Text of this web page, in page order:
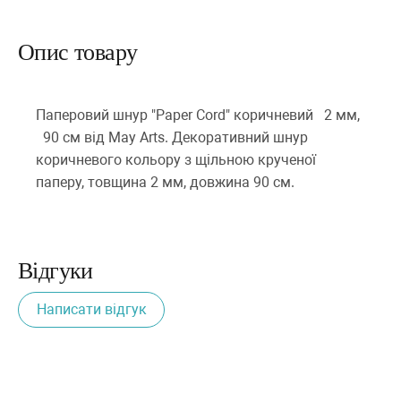
Опис товару
Паперовий шнур "Paper Cord" коричневий 2 мм,
90 см від May Arts. Декоративний шнур
коричневого кольору з щільною крученої
паперу, товщина 2 мм, довжина 90 см.
Відгуки
Написати відгук